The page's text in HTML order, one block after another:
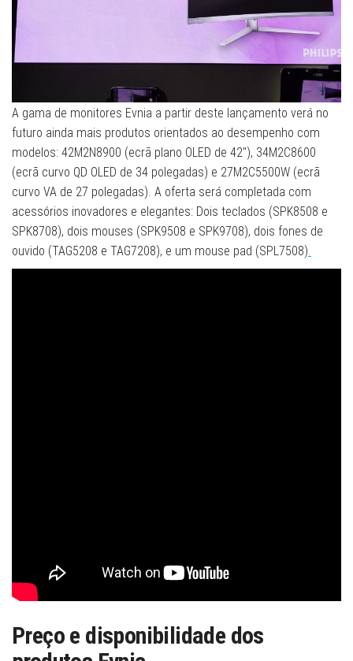
A gama de monitores Evnia a partir deste lançamento verá no
futuro ainda mais produtos orientados ao desempenho com
modelos: 42M2N8900 (ecrã plano OLED de 42″), 34M2C8600
(ecrã curvo QD OLED de 34 polegadas) e 27M2C5500W (ecrã
curvo VA de 27 polegadas). A oferta será completada com
acessórios inovadores e elegantes: Dois teclados (SPK8508 e
SPK8708), dois mouses (SPK9508 e SPK9708), dois fones de
ouvido (TAG5208 e TAG7208), e um mouse pad (SPL7508)
Preço e disponibilidade dos